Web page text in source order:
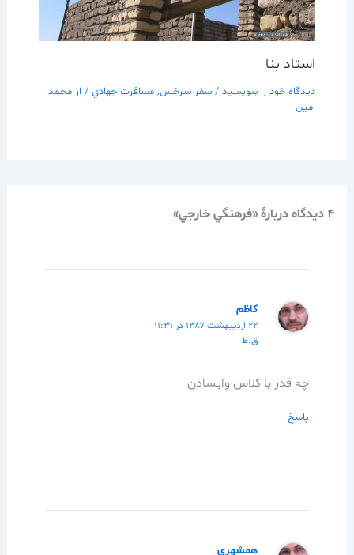
استاد بنا
دیدگاه‌ خود را بنویسید / سفر سرخس, مسافرت جهادي/ از محمد
امین
4 دیدگاه دربارهٔ «فرهنگي خارجي»
كاظم
۲۲ اردیبهشت ۱۳۸۷ در ۱۱:۳۱
ق.ظ
چه قدر با كلاس وايسادن
پاسخ
همشهری